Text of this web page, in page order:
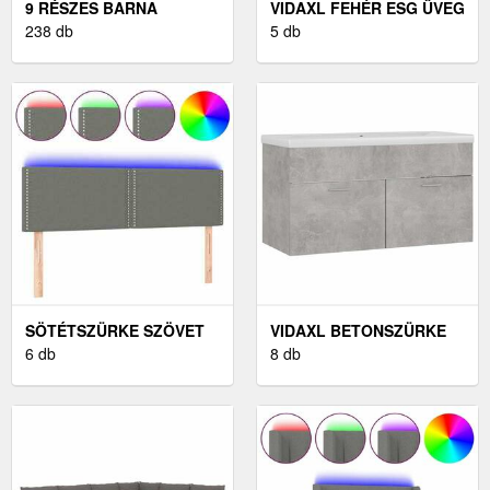
9 RÉSZES BARNA
POLYRATTAN KERTI
238 db
VIDAXL FEHÉR ESG ÜVEG
ÉS ALUMÍNIUM
5 db
SÖTÉTSZÜRKE SZÖVET
LED-ES FEJTÁMLA
6 db
VIDAXL BETONSZÜRKE
SZERELT FA
MOSDÓKAGYLÓVAL
8 db